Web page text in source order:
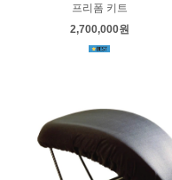
프리폼 키트
2,700,000원